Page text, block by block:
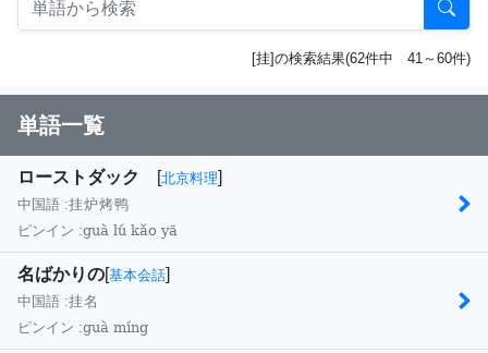
[挂]の検索結果(62件中 41～60件)
単語一覧
ローストダック [北京料理]
中国語 :挂炉烤鸭
ピンイン :guà lú kǎo yā
名ばかりの[基本会話]
中国語 :挂名
ピンイン :guà míng